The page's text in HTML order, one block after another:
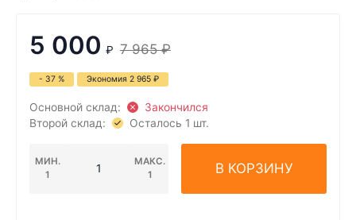
5 000 ₽ 7 965 ₽
- 37 % Экономия 2 965 ₽
Основной склад:
Закончился
Второй склад:
Осталось 1 шт.
МИН.
1
МАКС.
1
В КОРЗИНУ